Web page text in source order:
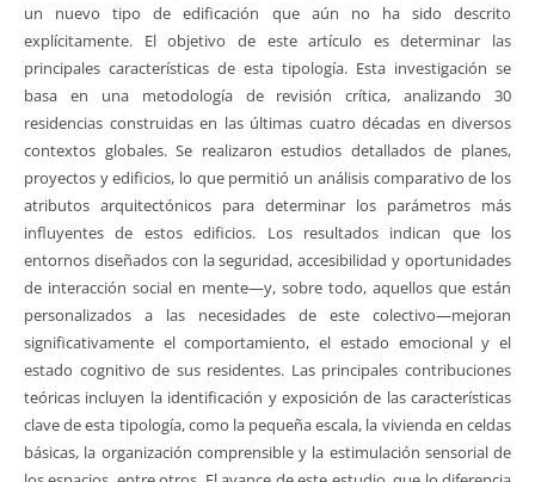
un nuevo tipo de edificación que aún no ha sido descrito
explícitamente. El objetivo de este artículo es determinar las
principales características de esta tipología. Esta investigación se
basa en una metodología de revisión crítica, analizando 30
residencias construidas en las últimas cuatro décadas en diversos
contextos globales. Se realizaron estudios detallados de planes,
proyectos y edificios, lo que permitió un análisis comparativo de los
atributos arquitectónicos para determinar los parámetros más
influyentes de estos edificios. Los resultados indican que los
entornos diseñados con la seguridad, accesibilidad y oportunidades
de interacción social en mente—y, sobre todo, aquellos que están
personalizados a las necesidades de este colectivo—mejoran
significativamente el comportamiento, el estado emocional y el
estado cognitivo de sus residentes. Las principales contribuciones
teóricas incluyen la identificación y exposición de las características
clave de esta tipología, como la pequeña escala, la vivienda en celdas
básicas, la organización comprensible y la estimulación sensorial de